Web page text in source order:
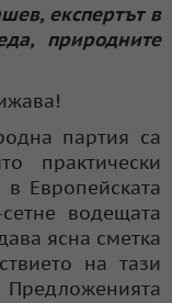
експертът в
природните
партия са
практически
Европейската
водещата
ясна сметка
на тази